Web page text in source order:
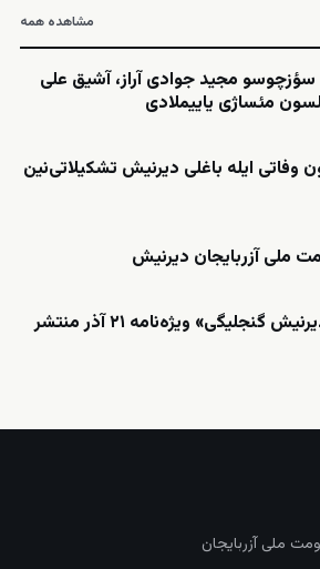
مشاهده همه
مجید جوادی آراز، آشیق علی
مئساژی یاییملادی
وفاتی ایله باغلی دیرنیش تشکیلاتی‌نین
ملی آزربایجان دیرنیش
شماره پنجم نشریه «دیرنیش گنجلیگی» ویژه‌نامه ۲۱ آذر منتشر
ملی آزربایجان